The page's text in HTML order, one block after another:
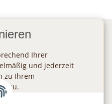
Ihrer
und jederzeit
zu Ihrem
zu.